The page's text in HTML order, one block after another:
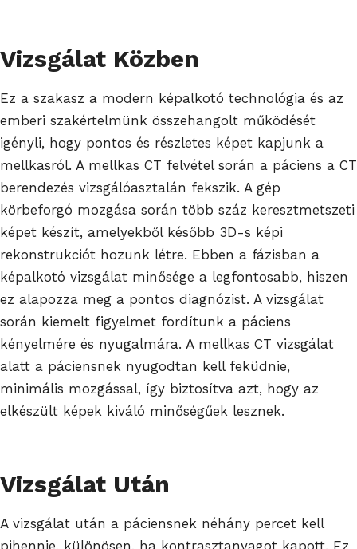
Vizsgálat Közben
Ez a szakasz a modern képalkotó technológia és az
emberi szakértelmünk összehangolt működését
igényli, hogy pontos és részletes képet kapjunk a
mellkasról. A mellkas CT felvétel során a páciens a CT
berendezés vizsgálóasztalán fekszik. A gép
körbeforgó mozgása során több száz keresztmetszeti
képet készít, amelyekből később 3D-s képi
rekonstrukciót hozunk létre. Ebben a fázisban a
képalkotó vizsgálat minősége a legfontosabb, hiszen
ez alapozza meg a pontos diagnózist. A vizsgálat
során kiemelt figyelmet fordítunk a páciens
kényelmére és nyugalmára. A mellkas CT vizsgálat
alatt a páciensnek nyugodtan kell feküdnie,
minimális mozgással, így biztosítva azt, hogy az
elkészült képek kiváló minőségűek lesznek.
Vizsgálat Után
A vizsgálat után a páciensnek néhány percet kell
pihennie, különösen, ha kontrasztanyagot kapott. Ez